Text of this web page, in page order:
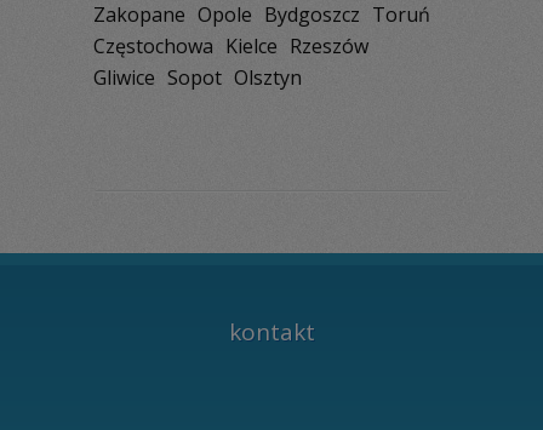
Zakopane Opole Bydgoszcz Toruń
Częstochowa Kielce Rzeszów
Gliwice Sopot Olsztyn
kontakt